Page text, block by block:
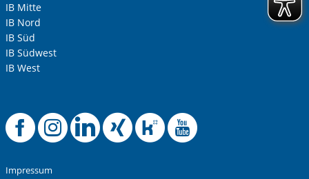
IB Mitte
IB Nord
IB Süd
IB Südwest
IB West
Offizielle
Offizielle
Offizielle
Offizielle
Offizielle
Impressum